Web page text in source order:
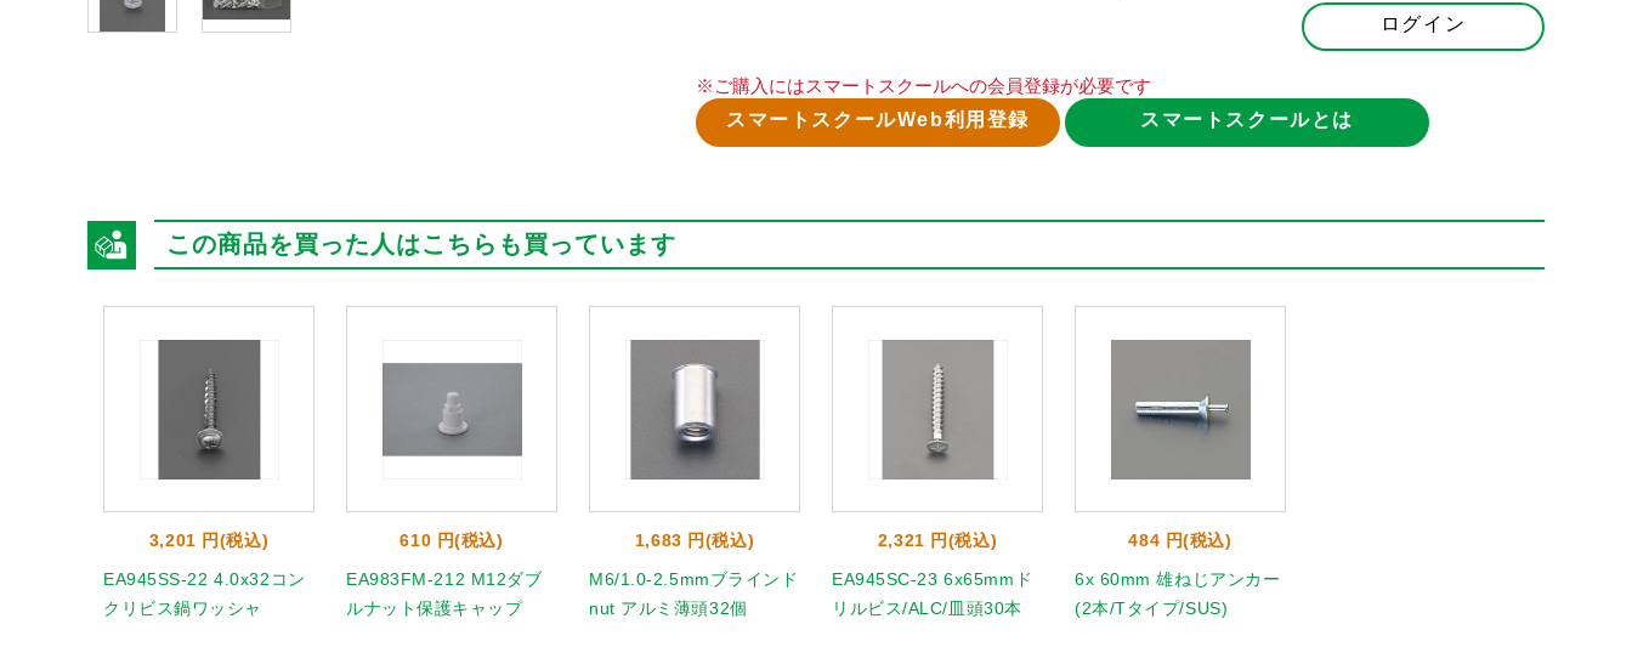
ログイン
※ご購入にはスマートスクールへの会員登録が必要です
スマートスクールWeb利用登録
スマートスクールとは
この商品を買った人はこちらも買っています
3,201 円(税込)
EA945SS-22 4.0x32コン
クリビス鍋ワッシャ
610 円(税込)
EA983FM-212 M12ダブ
ルナット保護キャップ
1,683 円(税込)
M6/1.0-2.5mmブラインド
nut アルミ薄頭32個
2,321 円(税込)
EA945SC-23 6x65mmド
リルビス/ALC/皿頭30本
484 円(税込)
6x 60mm 雄ねじアンカー
(2本/Tタイプ/SUS)